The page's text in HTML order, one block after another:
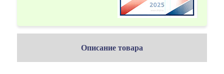
Описание товара